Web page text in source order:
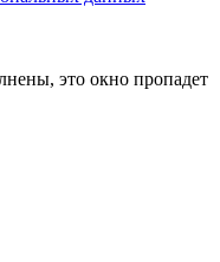
это окно пропадет